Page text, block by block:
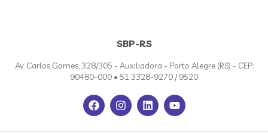
SBP-RS
Av. Carlos Gomes, 328/305 - Auxiliadora - Porto Alegre (RS) - CEP:
90480-000 • 51 3328-9270 / 9520